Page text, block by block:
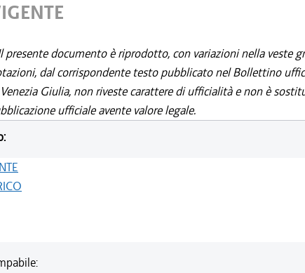
presente documento è riprodotto, con variazioni nella veste
dal corrispondente testo pubblicato nel Bollettino
Giulia, non riveste carattere di ufficialità e non è
ufficiale avente valore legale.